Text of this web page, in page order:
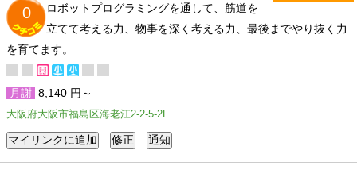
0
ロボットプログラミングを通して、筋道を
立てて考える力、物事を深く考える力、最後までやり抜く力
を育てます。
月謝 8,140 円～
大阪府大阪市福島区海老江2-2-5-2F